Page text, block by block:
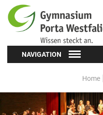
NAVIGATION
Home
Schüler*innen
Schülervertretung (SV)